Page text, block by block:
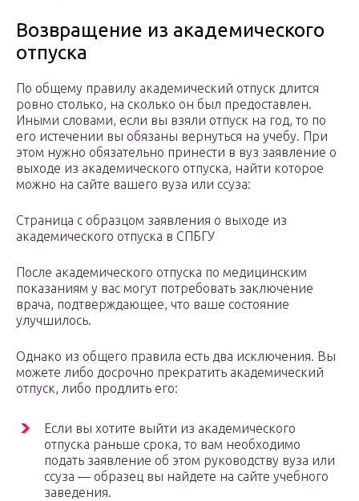
Возвращение из академического
отпуска
По общему правилу академический отпуск длится
ровно столько, на сколько он был предоставлен.
Иными словами, если вы взяли отпуск на год, то по
его истечении вы обязаны вернуться на учебу. При
этом нужно обязательно принести в вуз заявление о
выходе из академического отпуска, найти которое
можно на сайте вашего вуза или ссуза:
Страница с образцом заявления о выходе из
академического отпуска в СПБГУ
После академического отпуска по медицинским
показаниям у вас могут потребовать заключение
врача, подтверждающее, что ваше состояние
улучшилось.
Однако из общего правила есть два исключения. Вы
можете либо досрочно прекратить академический
отпуск, либо продлить его:
Если вы хотите выйти из академического
отпуска раньше срока, то вам необходимо
подать заявление об этом руководству вуза или
ссуза — образец вы найдете на сайте учебного
заведения.